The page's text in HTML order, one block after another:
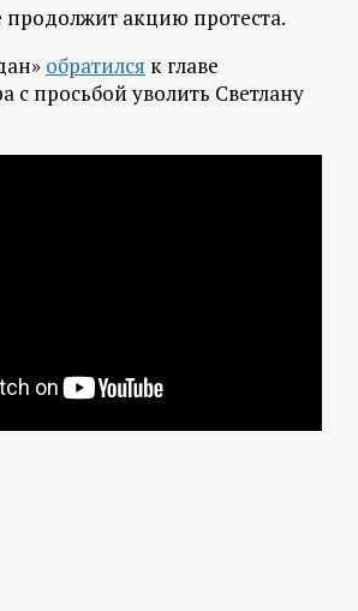
продолжит акцию протеста.
обратился к главе
с просьбой уволить Светлану